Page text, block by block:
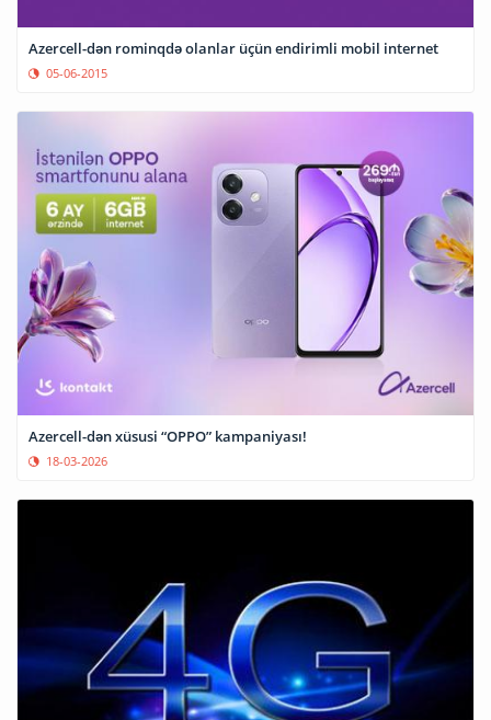
Azercell-dən rominqdə olanlar üçün endirimli mobil internet
05-06-2015
Azercell-dən xüsusi “OPPO” kampaniyası!
18-03-2026